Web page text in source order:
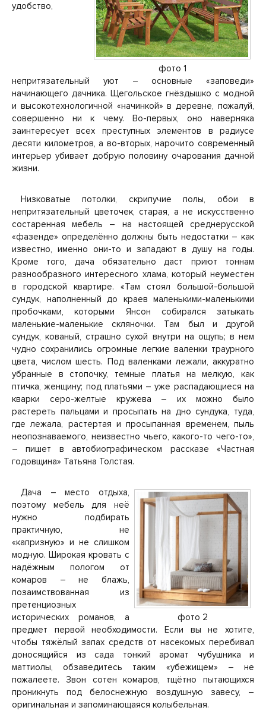
фото 1
удобство,
непритязательный уют – основные «заповеди»
начинающего дачника. Щегольское гнёздышко с модной
и высокотехнологичной «начинкой» в деревне, пожалуй,
совершенно ни к чему. Во-первых, оно наверняка
заинтересует всех преступных элементов в радиусе
десяти километров, а во-вторых, нарочито современный
интерьер убивает добрую половину очарования дачной
жизни.
Низковатые потолки, скрипучие полы, обои в
непритязательный цветочек, старая, а не искусственно
состаренная мебель – на настоящей среднерусской
«фазенде» определённо должны быть недостатки – как
известно, именно они-то и западают в душу на годы.
Кроме того, дача обязательно даст приют тоннам
разнообразного интересного хлама, который неуместен
в городской квартире. «Там стоял большой-большой
сундук, наполненный до краев маленькими-маленькими
пробочками, которыми Янсон собирался затыкать
маленькие-маленькие скляночки. Там был и другой
сундук, кованый, страшно сухой внутри на ощупь; в нем
чудно сохранились огромные легкие валенки траурного
цвета, числом шесть. Под валенками лежали, аккуратно
убранные в стопочку, темные платья на мелкую, как
птичка, женщину; под платьями – уже распадающиеся на
кварки серо-желтые кружева – их можно было
растереть пальцами и просыпать на дно сундука, туда,
где лежала, растертая и просыпанная временем, пыль
неопознаваемого, неизвестно чьего, какого-то чего-то»,
– пишет в автобиографическом рассказе «Частная
годовщина» Татьяна Толстая.
фото 2
Дача – место отдыха,
поэтому мебель для неё
нужно подбирать
практичную, не
«капризную» и не слишком
модную. Широкая кровать с
надёжным пологом от
комаров – не блажь,
позаимствованная из
претенциозных
исторических романов, а
предмет первой необходимости. Если вы не хотите,
чтобы тяжёлый запах средств от насекомых перебивал
доносящийся из сада тонкий аромат чубушника и
маттиолы, обзаведитесь таким «убежищем» – не
пожалеете. Звон сотен комаров, тщётно пытающихся
проникнуть под белоснежную воздушную завесу, –
оригинальная и запоминающаяся колыбельная.